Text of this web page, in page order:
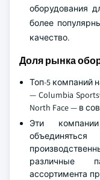
оборудования
более
качество.
Доля рынка
Топ-5 компаний
— Columbia
North Face — в
Эти
различные
ассортимента